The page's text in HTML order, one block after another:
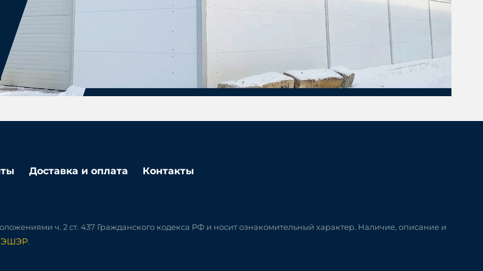
Доставка и оплата Контакты
ч. 2 ст. 437 Гражданского кодекса РФ и носит ознакомительный характер. Наличие, описание и
.